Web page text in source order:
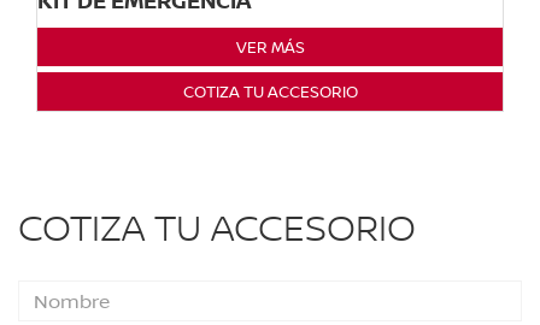
VER MÁS
COTIZA TU ACCESORIO
COTIZA TU ACCESORIO